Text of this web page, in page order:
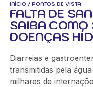
INÍCIO / PONTOS DE VISTA
FALTA DE
SAIBA COMO
DOENÇAS
Diarreias e
transmitidas pela
milhares de